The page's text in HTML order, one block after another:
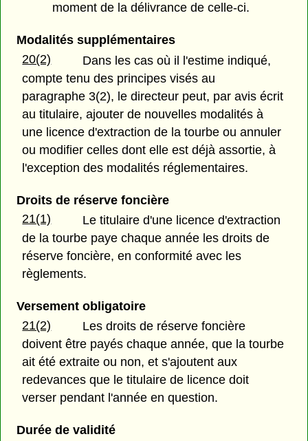
moment de la délivrance de celle-ci.
Modalités supplémentaires
20(2)
Dans les cas où il l'estime indiqué,
compte tenu des principes visés au
paragraphe 3(2), le directeur peut, par avis écrit
au titulaire, ajouter de nouvelles modalités à
une licence d'extraction de la tourbe ou annuler
ou modifier celles dont elle est déjà assortie, à
l'exception des modalités réglementaires.
Droits de réserve foncière
21(1)
Le titulaire d'une licence d'extraction
de la tourbe paye chaque année les droits de
réserve foncière, en conformité avec les
règlements.
Versement obligatoire
21(2)
Les droits de réserve foncière
doivent être payés chaque année, que la tourbe
ait été extraite ou non, et s'ajoutent aux
redevances que le titulaire de licence doit
verser pendant l'année en question.
Durée de validité